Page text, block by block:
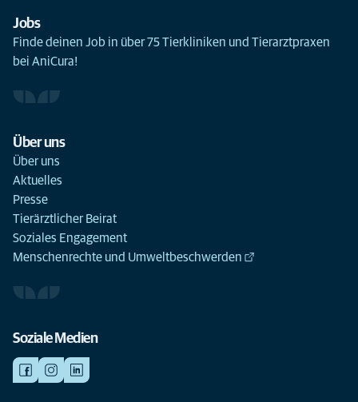
Jobs
Finde deinen Job in über 75 Tierkliniken und Tierarztpraxen
bei AniCura!
Über uns
Über uns
Aktuelles
Presse
Tierärztlicher Beirat
Soziales Engagement
Menschenrechte und Umweltbeschwerden
Soziale Medien